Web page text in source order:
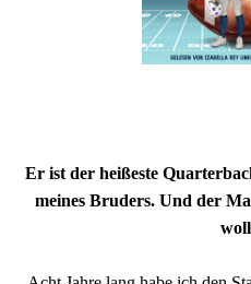
Er ist der heißeste
meines Bruders. Und der